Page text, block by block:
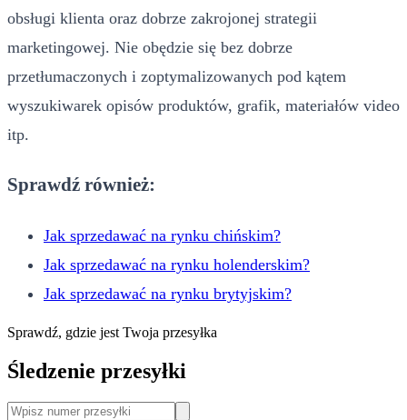
obsługi klienta oraz dobrze zakrojonej strategii
marketingowej. Nie obędzie się bez dobrze
przetłumaczonych i zoptymalizowanych pod kątem
wyszukiwarek opisów produktów, grafik, materiałów video
itp.
Sprawdź również:
Jak sprzedawać na rynku chińskim?
Jak sprzedawać na rynku holenderskim?
Jak sprzedawać na rynku brytyjskim?
Sprawdź, gdzie jest Twoja przesyłka
Śledzenie przesyłki